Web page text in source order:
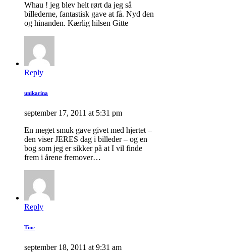
Whau ! jeg blev helt rørt da jeg så
billederne, fantastisk gave at få. Nyd den
og hinanden. Kærlig hilsen Gitte
Reply
unikarina
september 17, 2011 at 5:31 pm
En meget smuk gave givet med hjertet –
den viser JERES dag i billeder – og en
bog som jeg er sikker på at I vil finde
frem i årene fremover…
Reply
Tine
september 18, 2011 at 9:31 am